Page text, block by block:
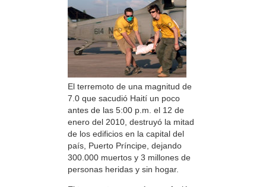
El terremoto de una magnitud de
7.0 que sacudió Haití un poco
antes de las 5:00 p.m. el 12 de
enero del 2010, destruyó la mitad
de los edificios en la capital del
país, Puerto Príncipe, dejando
300.000 muertos y 3 millones de
personas heridas y sin hogar.